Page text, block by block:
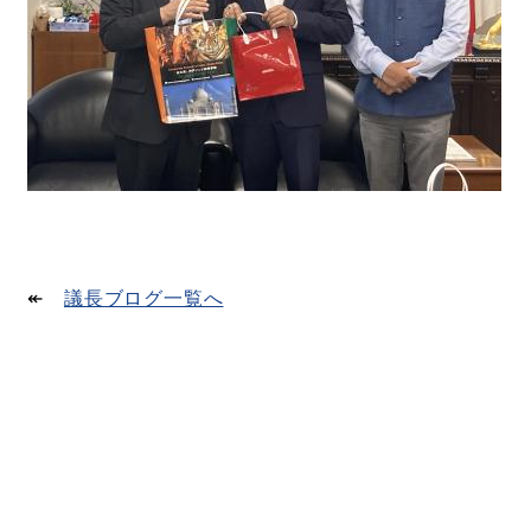
↞議長ブログ一覧へ